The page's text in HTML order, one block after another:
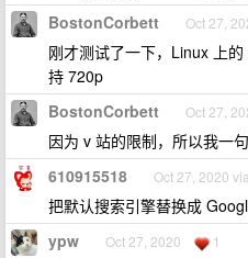
BostonCorbett Oct 27,
刚才测试了一下，Linux 上
持 720p
BostonCorbett Oct 27,
因为 v 站的限制，所以我一
610915518 Oct 27, 2020
把默认搜索引擎替换成
ypw Oct 27, 2020 1